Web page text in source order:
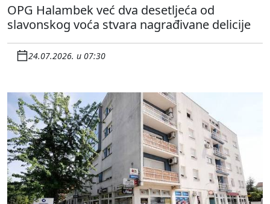
OPG Halambek već dva desetljeća od
slavonskog voća stvara nagrađivane delicije
24.07.2026. u 07:30